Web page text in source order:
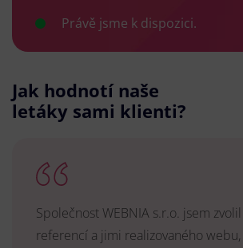
Právě jsme k dispozici.
Jak hodnotí naše
letáky sami klienti?
Společnost WEBNIA s.r.o. jsem
referencí a jimi realizovaného